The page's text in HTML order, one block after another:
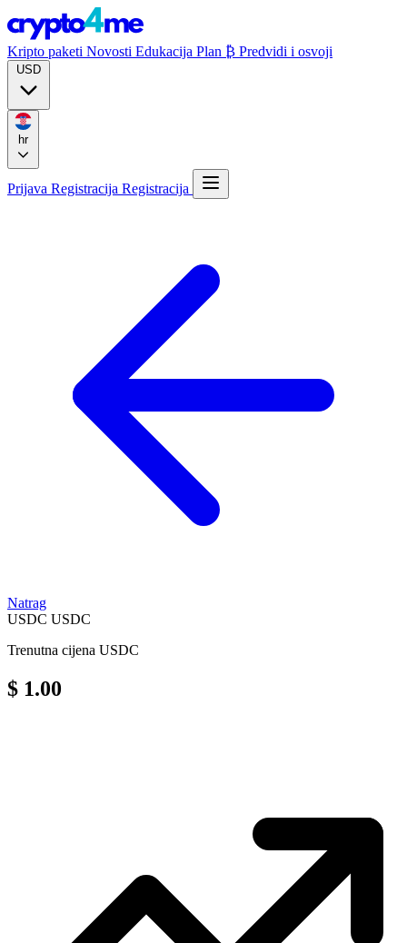
Kripto paketi Novosti Edukacija Plan ₿ Predvidi i osvoji
hr
Prijava Registracija Registracija
Natrag
USDC USDC
Trenutna cijena USDC
$ 1.00